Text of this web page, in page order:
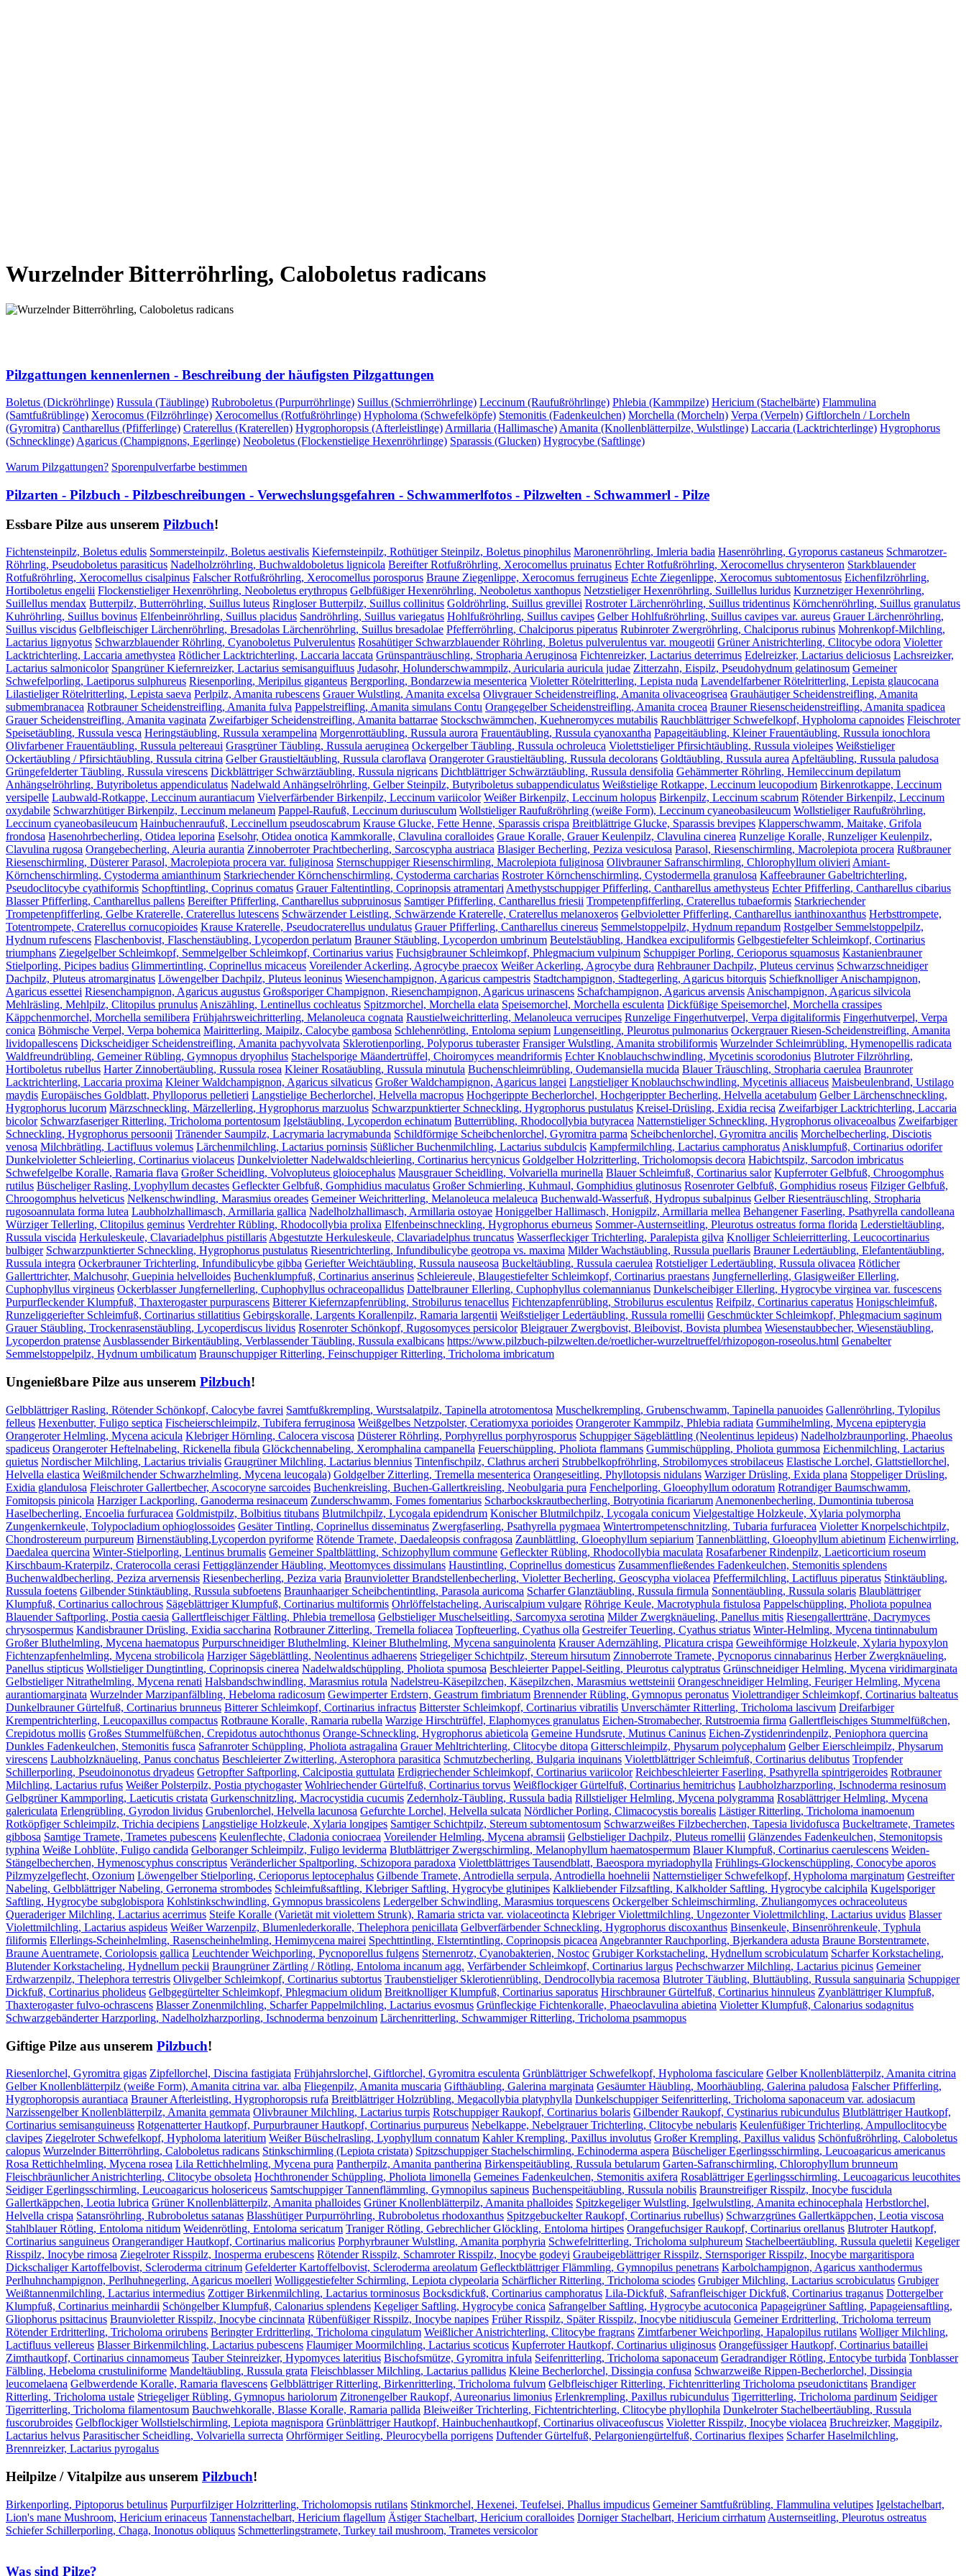
Wurzelnder Bitterröhrling, Caloboletus radicans
Pilzgattungen kennenlernen - Beschreibung der häufigsten Pilzgattungen
Boletus (Dickröhrlinge) Russula (Täublinge) Rubroboletus (Purpurröhrlinge) Suillus (Schmierröhrlinge) Leccinum (Raufußröhrlinge) Phlebia (Kammpilze) Hericium (Stachelbärte) Flammulina
(Samtfußrüblinge) Xerocomus (Filzröhrlinge) Xerocomellus (Rotfußröhrlinge) Hypholoma (Schwefelköpfe) Stemonitis (Fadenkeulchen) Morchella (Morcheln) Verpa (Verpeln) Giftlorcheln / Lorcheln
(Gyromitra) Cantharellus (Pfifferlinge) Craterellus (Kraterellen) Hygrophoropsis (Afterleistlinge) Armillaria (Hallimasche) Amanita (Knollenblätterpilze, Wulstlinge) Laccaria (Lacktrichterlinge) Hygrophorus
(Schnecklinge) Agaricus (Champignons, Egerlinge) Neoboletus (Flockenstielige Hexenröhrlinge) Sparassis (Glucken) Hygrocybe (Saftlinge)
Warum Pilzgattungen? Sporenpulverfarbe bestimmen
Pilzarten - Pilzbuch - Pilzbeschreibungen - Verwechslungsgefahren - Schwammerlfotos - Pilzwelten - Schwammerl - Pilze
Essbare Pilze aus unserem Pilzbuch!
Fichtensteinpilz, Boletus edulis Sommersteinpilz, Boletus aestivalis Kiefernsteinpilz, Rothütiger Steinpilz, Boletus pinophilus Maronenröhrling, Imleria badia Hasenröhrling, Gyroporus castaneus Schmarotzer-
Röhrling, Pseudoboletus parasiticus Nadelholzröhrling, Buchwaldoboletus lignicola Bereifter Rotfußröhrling, Xerocomellus pruinatus Echter Rotfußröhrling, Xerocomellus chrysenteron Starkblauender
Rotfußröhrling, Xerocomellus cisalpinus Falscher Rotfußröhrling, Xerocomellus porosporus Braune Ziegenlippe, Xerocomus ferrugineus Echte Ziegenlippe, Xerocomus subtomentosus Eichenfilzröhrling,
Hortiboletus engelii Flockenstieliger Hexenröhrling, Neoboletus erythropus Gelbfüßiger Hexenröhrling, Neoboletus xanthopus Netzstieliger Hexenröhrling, Suillellus luridus Kurznetziger Hexenröhrling,
Suillellus mendax Butterpilz, Butterröhrling, Suillus luteus Ringloser Butterpilz, Suillus collinitus Goldröhrling, Suillus grevillei Rostroter Lärchenröhrling, Suillus tridentinus Körnchenröhrling, Suillus granulatus
Kuhröhrling, Suillus bovinus Elfenbeinröhrling, Suillus placidus Sandröhrling, Suillus variegatus Hohlfußröhrling, Suillus cavipes Gelber Hohlfußröhrling, Suillus cavipes var. aureus Grauer Lärchenröhrling,
Suillus viscidus Gelbfleischiger Lärchenröhrling, Bresadolas Lärchenröhrling, Suillus bresadolae Pfefferröhrling, Chalciporus piperatus Rubinroter Zwergröhrling, Chalciporus rubinus Mohrenkopf-Milchling,
Lactarius lignyotus Schwarzblauender Röhrling, Cyanoboletus Pulverulentus Rosahütiger Schwarzblauender Röhrling, Boletus pulverulentus var. mougeotii Grüner Anistrichterling, Clitocybe odora Violetter
Lacktrichterling, Laccaria amethystea Rötlicher Lacktrichterling, Laccaria laccata Grünspanträuschling, Stropharia Aeruginosa Fichtenreizker, Lactarius deterrimus Edelreizker, Lactarius deliciosus Lachsreizker,
Lactarius salmonicolor Spangrüner Kiefernreizker, Lactarius semisanguifluus Judasohr, Holunderschwammpilz, Auricularia auricula judae Zitterzahn, Eispilz, Pseudohydnum gelatinosum Gemeiner
Schwefelporling, Laetiporus sulphureus Riesenporling, Meripilus giganteus Bergporling, Bondarzewia mesenterica Violetter Rötelritterling, Lepista nuda Lavendelfarbener Rötelritterling, Lepista glaucocana
Lilastieliger Rötelritterling, Lepista saeva Perlpilz, Amanita rubescens Grauer Wulstling, Amanita excelsa Olivgrauer Scheidenstreifling, Amanita olivaceogrisea Grauhäutiger Scheidenstreifling, Amanita
submembranacea Rotbrauner Scheidenstreifling, Amanita fulva Pappelstreifling, Amanita simulans Contu Orangegelber Scheidenstreifling, Amanita crocea Brauner Riesenscheidenstreifling, Amanita spadicea
Grauer Scheidenstreifling, Amanita vaginata Zweifarbiger Scheidenstreifling, Amanita battarrae Stockschwämmchen, Kuehneromyces mutabilis Rauchblättriger Schwefelkopf, Hypholoma capnoides Fleischroter
Speisetäubling, Russula vesca Heringstäubling, Russula xerampelina Morgenrottäubling, Russula aurora Frauentäubling, Russula cyanoxantha Papageitäubling, Kleiner Frauentäubling, Russula ionochlora
Olivfarbener Frauentäubling, Russula peltereaui Grasgrüner Täubling, Russula aeruginea Ockergelber Täubling, Russula ochroleuca Violettstieliger Pfirsichtäubling, Russula violeipes Weißstieliger
Ockertäubling / Pfirsichtäubling, Russula citrina Gelber Graustieltäubling, Russula claroflava Orangeroter Graustieltäubling, Russula decolorans Goldtäubling, Russula aureaApfeltäubling, Russula paludosa
Grüngefelderter Täubling, Russula virescens Dickblättriger Schwärztäubling, Russula nigricans Dichtblättriger Schwärztäubling, Russula densifolia Gehämmerter Röhrling, Hemileccinum depilatum
Anhängselröhrling, Butyriboletus appendiculatus Nadelwald Anhängselröhrling, Gelber Steinpilz, Butyriboletus subappendiculatus Weißstielige Rotkappe, Leccinum leucopodium Birkenrotkappe, Leccinum
versipelle Laubwald-Rotkappe, Leccinum aurantiacum Vielverfärbender Birkenpilz, Leccinum variicolor Weißer Birkenpilz, Leccinum holopus Birkenpilz, Leccinum scabrum Rötender Birkenpilz, Leccinum
oxydabile Schwarzhütiger Birkenpilz, Leccinum melaneum Pappel-Raufuß, Leccinum duriusculum Wollstieliger Raufußröhrling (weiße Form), Leccinum cyaneobasileucum Wollstieliger Raufußröhrling,
Leccinum cyaneobasileucum Hainbuchenraufuß, Leccinellum pseudoscabrum Krause Glucke, Fette Henne, Sparassis crispa Breitblättrige Glucke, Sparassis brevipes Klapperschwamm, Maitake, Grifola
frondosa Hasenohrbecherling, Otidea leporina Eselsohr, Otidea onotica Kammkoralle, Clavulina coralloides Graue Koralle, Grauer Keulenpilz, Clavulina cinerea Runzelige Koralle, Runzeliger Keulenpilz,
Clavulina rugosa Orangebecherling, Aleuria aurantia Zinnoberroter Prachtbecherling, Sarcoscypha austriaca Blasiger Becherling, Peziza vesiculosa Parasol, Riesenschirmling, Macrolepiota procera Rußbrauner
Riesenschirmling, Düsterer Parasol, Macrolepiota procera var. fuliginosa Sternschuppiger Riesenschirmling, Macrolepiota fuliginosa Olivbrauner Safranschirmling, Chlorophyllum olivieriAmiant-
Körnchenschirmling, Cystoderma amianthinum Starkriechender Körnchenschirmling, Cystoderma carcharias Rostroter Körnchenschirmling, Cystodermella granulosa Kaffeebrauner Gabeltrichterling,
Pseudoclitocybe cyathiformis Schopftintling, Coprinus comatus Grauer Faltentintling, Coprinopsis atramentariAmethystschuppiger Pfifferling, Cantharellus amethysteus Echter Pfifferling, Cantharellus cibarius
Blasser Pfifferling, Cantharellus pallens Bereifter Pfifferling, Cantharellus subpruinosus Samtiger Pfifferling, Cantharellus friesii Trompetenpfifferling, Craterellus tubaeformis Starkriechender
Trompetenpfifferling, Gelbe Kraterelle, Craterellus lutescens Schwärzender Leistling, Schwärzende Kraterelle, Craterellus melanoxeros Gelbvioletter Pfifferling, Cantharellus ianthinoxanthus Herbsttrompete,
Totentrompete, Craterellus cornucopioides Krause Kraterelle, Pseudocraterellus undulatus Grauer Pfifferling, Cantharellus cinereus Semmelstoppelpilz, Hydnum repandum Rostgelber Semmelstoppelpilz,
Hydnum rufescens Flaschenbovist, Flaschenstäubling, Lycoperdon perlatum Brauner Stäubling, Lycoperdon umbrinum Beutelstäubling, Handkea excipuliformis Gelbgestiefelter Schleimkopf, Cortinarius
triumphans Ziegelgelber Schleimkopf, Semmelgelber Schleimkopf, Cortinarius varius Fuchsigbrauner Schleimkopf, Phlegmacium vulpinum Schuppiger Porling, Cerioporus squamosus Kastanienbrauner
Stielporling, Picipes badius Glimmertintling, Coprinellus micaceus Voreilender Ackerling, Agrocybe praecox Weißer Ackerling, Agrocybe dura Rehbrauner Dachpilz, Pluteus cervinus Schwarzschneidiger
Dachpilz, Pluteus atromarginatus Löwengelber Dachpilz, Pluteus leoninus Wiesenchampignon, Agaricus campestris Stadtchampignon, Stadtegerling, Agaricus bitorquis Schiefknolliger Anischampignon,
Agaricus essettei Riesenchampignon, Agaricus augustus Großsporiger Champignon, Riesenchampignon, Agaricus urinascens Schafchampignon, Agaricus arvensisAnischampignon, Agaricus silvicola
Mehlräsling, Mehlpilz, Clitopilus prunulusAniszähling, Lentinellus cochleatus Spitzmorchel, Morchella elata Speisemorchel, Morchella esculenta Dickfüßige Speisemorchel, Morchella crassipes
Käppchenmorchel, Morchella semilibera Frühjahrsweichritterling, Melanoleuca cognata Raustielweichritterling, Melanoleuca verrucipes Runzelige Fingerhutverpel, Verpa digitaliformis Fingerhutverpel, Verpa
conica Böhmische Verpel, Verpa bohemica Mairitterling, Maipilz, Calocybe gambosa Schlehenrötling, Entoloma sepium Lungenseitling, Pleurotus pulmonarius Ockergrauer Riesen-Scheidenstreifling, Amanita
lividopallescens Dickscheidiger Scheidenstreifling, Amanita pachyvolvata Sklerotienporling, Polyporus tuberaster Fransiger Wulstling, Amanita strobiliformis Wurzelnder Schleimrübling, Hymenopellis radicata
Waldfreundrübling, Gemeiner Rübling, Gymnopus dryophilus Stachelsporige Mäandertrüffel, Choiromyces meandriformis Echter Knoblauchschwindling, Mycetinis scorodonius Blutroter Filzröhrling,
Hortiboletus rubellus Harter Zinnobertäubling, Russula rosea Kleiner Rosatäubling, Russula minutula Buchenschleimrübling, Oudemansiella mucida Blauer Träuschling, Stropharia caerulea Braunroter
Lacktrichterling, Laccaria proxima Kleiner Waldchampignon, Agaricus silvaticus Großer Waldchampignon, Agaricus langei Langstieliger Knoblauchschwindling, Mycetinis alliaceus Maisbeulenbrand, Ustilago
maydis Europäisches Goldblatt, Phylloporus pelletieri Langstielige Becherlorchel, Helvella macropus Hochgerippte Becherlorchel, Hochgerippter Becherling, Helvella acetabulum Gelber Lärchenschneckling,
Hygrophorus lucorum Märzschneckling, Märzellerling, Hygrophorus marzuolus Schwarzpunktierter Schneckling, Hygrophorus pustulatus Kreisel-Drüsling, Exidia recisa Zweifarbiger Lacktrichterling, Laccaria
bicolor Schwarzfaseriger Ritterling, Tricholoma portentosum Igelstäubling, Lycoperdon echinatum Butterrübling, Rhodocollybia butyracea Natternstieliger Schneckling, Hygrophorus olivaceoalbus Zweifarbiger
Schneckling, Hygrophorus persoonii Tränender Saumpilz, Lacrymaria lacrymabunda Schildförmige Scheibchenlorchel, Gyromitra parma Scheibchenlorchel, Gyromitra ancilis Morchelbecherling, Disciotis
venosa Milchbrätling, Lactifluus volemus Lärchenmilchling, Lactarius porninsis Süßlicher Buchenmilchling, Lactarius subdulcis Kampfermilchling, Lactarius camphoratusAnisklumpfuß, Cortinarius odorifer
Dunkelvioletter Schleierling, Cortinarius violaceus Dunkelvioletter Nadelwaldschleierling, Cortinarius hercynicus Goldgelber Holzritterling, Tricholomopsis decora Habichtspilz, Sarcodon imbricatus
Schwefelgelbe Koralle, Ramaria flava Großer Scheidling, Volvopluteus gloiocephalus Mausgrauer Scheidling, Volvariella murinella Blauer Schleimfuß, Cortinarius salor Kupferroter Gelbfuß, Chroogomphus
rutilus Büscheliger Rasling, Lyophyllum decastes Gefleckter Gelbfuß, Gomphidius maculatus Großer Schmierling, Kuhmaul, Gomphidius glutinosus Rosenroter Gelbfuß, Gomphidius roseus Filziger Gelbfuß,
Chroogomphus helveticus Nelkenschwindling, Marasmius oreades Gemeiner Weichritterling, Melanoleuca melaleuca Buchenwald-Wasserfuß, Hydropus subalpinus Gelber Riesenträuschling, Stropharia
rugosoannulata forma lutea Laubholzhallimasch, Armillaria gallica Nadelholzhallimasch, Armillaria ostoyae Honiggelber Hallimasch, Honigpilz, Armillaria mellea Behangener Faserling, Psathyrella candolleana
Würziger Tellerling, Clitopilus geminus Verdrehter Rübling, Rhodocollybia prolixa Elfenbeinschneckling, Hygrophorus eburneus Sommer-Austernseitling, Pleurotus ostreatus forma florida Lederstieltäubling,
Russula viscida Herkuleskeule, Clavariadelphus pistillarisAbgestutzte Herkuleskeule, Clavariadelphus truncatus Wasserfleckiger Trichterling, Paralepista gilva Knolliger Schleierritterling, Leucocortinarius
bulbiger Schwarzpunktierter Schneckling, Hygrophorus pustulatus Riesentrichterling, Infundibulicybe geotropa vs. maxima Milder Wachstäubling, Russula puellaris Brauner Ledertäubling, Elefantentäubling,
Russula integra Ockerbrauner Trichterling, Infundibulicybe gibba Geriefter Weichtäubling, Russula nauseosa Buckeltäubling, Russula caerulea Rotstieliger Ledertäubling, Russula olivacea Rötlicher
Gallerttrichter, Malchusohr, Guepinia helvelloides Buchenklumpfuß, Cortinarius anserinus Schleiereule, Blaugestiefelter Schleimkopf, Cortinarius praestans Jungfernellerling, Glasigweißer Ellerling,
Cuphophyllus virgineus Ockerblasser Jungfernellerling, Cuphophyllus ochraceopallidus Dattelbrauner Ellerling, Cuphophyllus colemannianus Dunkelscheibiger Ellerling, Hygrocybe virginea var. fuscescens
Purpurfleckender Klumpfuß, Thaxterogaster purpurascens Bitterer Kiefernzapfenrübling, Strobilurus tenacellus Fichtenzapfenrübling, Strobilurus esculentus Reifpilz, Cortinarius caperatus Honigschleimfuß,
Runzeliggeriefter Schleimfuß, Cortinarius stillatitius Gebirgskoralle, Largents Korallenpilz, Ramaria largentii Weißstieliger Ledertäubling, Russula romellii Geschmückter Schleimkopf, Phlegmacium saginum
Grauer Stäubling, Trockenrasenstäubling, Lycoperdiscus lividus Rosenroter Schönkopf, Rugosomyces persicolor Bleigrauer Zwergbovist, Bleibovist, Bovista plumbea Wiesenstaubbecher, Wiesenstäubling,
Lycoperdon pratenseAusblassender Birkentäubling, Verblassender Täubling, Russula exalbicans https://www.pilzbuch-pilzwelten.de/roetlicher-wurzeltrueffel/rhizopogon-roseolus.html Genabelter
Semmelstoppelpilz, Hydnum umbilicatum Braunschuppiger Ritterling, Feinschuppiger Ritterling, Tricholoma imbricatum
Ungenießbare Pilze aus unserem Pilzbuch!
Gelbblättriger Rasling, Rötender Schönkopf, Calocybe favrei Samtfußkrempling, Wurstsalatpilz, Tapinella atrotomentosa Muschelkrempling, Grubenschwamm, Tapinella panuoides Gallenröhrling, Tylopilus
felleus Hexenbutter, Fuligo septica Fischeierschleimpilz, Tubifera ferruginosa Weißgelbes Netzpolster, Ceratiomyxa porioides Orangeroter Kammpilz, Phlebia radiata Gummihelmling, Mycena epipterygia
Orangeroter Helmling, Mycena acicula Klebriger Hörnling, Calocera viscosa Düsterer Röhrling, Porphyrellus porphyrosporus Schuppiger Sägeblättling (Neolentinus lepideus) Nadelholzbraunporling, Phaeolus
spadiceus Orangeroter Heftelnabeling, Rickenella fibula Glöckchennabeling, Xeromphalina campanella Feuerschüppling, Pholiota flammans Gummischüppling, Pholiota gummosa Eichenmilchling, Lactarius
quietus Nordischer Milchling, Lactarius trivialis Graugrüner Milchling, Lactarius blennius Tintenfischpilz, Clathrus archeri Strubbelkopfröhrling, Strobilomyces strobilaceus Elastische Lorchel, Glattstiellorchel,
Helvella elastica Weißmilchender Schwarzhelmling, Mycena leucogala) Goldgelber Zitterling, Tremella mesenterica Orangeseitling, Phyllotopsis nidulans Warziger Drüsling, Exida plana Stoppeliger Drüsling,
Exidia glandulosa Fleischroter Gallertbecher, Ascocoryne sarcoides Buchenkreisling, Buchen-Gallertkreisling, Neobulgaria pura Fenchelporling, Gloeophyllum odoratum Rotrandiger Baumschwamm,
Fomitopsis pinicola Harziger Lackporling, Ganoderma resinaceum Zunderschwamm, Fomes fomentarius Scharbockskrautbecherling, Botryotinia ficariarum Anemonenbecherling, Dumontinia tuberosa
Haselbecherling, Encoelia furfuracea Goldmistpilz, Bolbitius titubans Blutmilchpilz, Lycogala epidendrum Konischer Blutmilchpilz, Lycogala conicum Vielgestaltige Holzkeule, Xylaria polymorpha
Zungenkernkeule, Tolypocladium ophioglossoides Gesäter Tintling, Coprinellus disseminatus Zwergfaserling, Psathyrella pygmaea Wintertrompetenschnitzling, Tubaria furfuracea Violetter Knorpelschichtpilz,
Chondrostereum purpureum Birnenstäubling,Lycoperdon pyriforme Rötende Tramete, Daedaleopsis confragosa Zaunblättling, Gloeophyllum sepiarium Tannenblättling, Gloeophyllum abietinum Eichenwirrling,
Daedalea quercina Winter-Stielporling, Lentinus brumalis Gemeiner Spaltblättling, Schizophyllum commune Gefleckter Rübling, Rhodocollybia maculata Rosafarbener Rindenpilz, Laeticorticium roseum
Kirschbaum-Kraterpilz, Craterocolla cerasi Fettigglänzender Häubling, Meottomyces dissimulans Haustintling, Coprinellus domesticus Zusammenfließendes Fadenkeulchen, Stemonitis splendens
Buchenwaldbecherling, Peziza arvernensis Riesenbecherling, Peziza varia Braunvioletter Brandstellenbecherling, Violetter Becherling, Geoscypha violacea Pfeffermilchling, Lactifluus piperatus Stinktäubling,
Russula foetens Gilbender Stinktäubling, Russula subfoetens Braunhaariger Scheibchentintling, Parasola auricoma Scharfer Glanztäubling, Russula firmula Sonnentäubling, Russula solaris Blaublättriger
Klumpfuß, Cortinarius callochrous Sägeblättriger Klumpfuß, Cortinarius multiformis Ohrlöffelstacheling, Auriscalpium vulgare Röhrige Keule, Macrotyphula fistulosa Pappelschüppling, Pholiota populnea
Blauender Saftporling, Postia caesia Gallertfleischiger Fältling, Phlebia tremellosa Gelbstieliger Muschelseitling, Sarcomyxa serotina Milder Zwergknäueling, Panellus mitis Riesengallertträne, Dacrymyces
chrysospermus Kandisbrauner Drüsling, Exidia saccharina Rotbrauner Zitterling, Tremella foliacea Topfteuerling, Cyathus olla Gestreifer Teuerling, Cyathus striatus Winter-Helmling, Mycena tintinnabulum
Großer Bluthelmling, Mycena haematopus Purpurschneidiger Bluthelmling, Kleiner Bluthelmling, Mycena sanguinolenta Krauser Adernzähling, Plicatura crispa Geweihförmige Holzkeule, Xylaria hypoxylon
Fichtenzapfenhelmling, Mycena strobilicola Harziger Sägeblättling, Neolentinus adhaerens Striegeliger Schichtpilz, Stereum hirsutum Zinnoberrote Tramete, Pycnoporus cinnabarinus Herber Zwergknäueling,
Panellus stipticus Wollstieliger Dungtintling, Coprinopsis cinerea Nadelwaldschüppling, Pholiota spumosa Beschleierter Pappel-Seitling, Pleurotus calyptratus Grünschneidiger Helmling, Mycena viridimarginata
Gelbstieliger Nitrathelmling, Mycena renati Halsbandschwindling, Marasmius rotula Nadelstreu-Käsepilzchen, Käsepilzchen, Marasmius wettsteinii Orangeschneidiger Helmling, Feuriger Helmling, Mycena
aurantiomarginata Wurzelnder Marzipanfälbling, Hebeloma radicosum Gewimperter Erdstern, Geastrum fimbriatum Brennender Rübling, Gymnopus peronatus Violettrandiger Schleimkopf, Cortinarius balteatus
Dunkelbrauner Gürtelfuß, Cortinarius brunneus Bitterer Schleimkopf, Cortinarius infractus Bitterster Schleimkopf, Cortinarius vibratilis Unverschämter Ritterling, Tricholoma lascivum Dreifarbiger
Krempentrichterling, Leucopaxillus compactus Rotbraune Koralle, Ramaria rubella Warzige Hirschtrüffel, Elaphomyces granulatus Eichen-Stromabecher, Rutstroemia firma Gallertfleischiges Stummelfüßchen,
Crepidotus mollis Großes Stummelfüßchen, Crepidotus autochthonus Orange-Schneckling, Hygrophorus abieticola Gemeine Hundsrute, Mutinus Caninus Eichen-Zystidenrindenpilz, Peniophora quercina
Dunkles Fadenkeulchen, Stemonitis fusca Safranroter Schüppling, Pholiota astragalina Grauer Mehltrichterling, Clitocybe ditopa Gitterschleimpilz, Physarum polycephalum Gelber Eierschleimpilz, Physarum
virescens Laubholzknäueling, Panus conchatus Beschleierter Zwitterling, Asterophora parasitica Schmutzbecherling, Bulgaria inquinans Violettblättriger Schleimfuß, Cortinarius delibutus Tropfender
Schillerporling, Pseudoinonotus dryadeus Getropfter Saftporling, Calcipostia guttulata Erdigriechender Schleimkopf, Cortinarius variicolor Reichbeschleierter Faserling, Psathyrella spintrigeroides Rotbrauner
Milchling, Lactarius rufus Weißer Polsterpilz, Postia ptychogaster Wohlriechender Gürtelfuß, Cortinarius torvus Weißflockiger Gürtelfuß, Cortinarius hemitrichus Laubholzharzporling, Ischnoderma resinosum
Gelbgrüner Kammporling, Laeticutis cristata Gurkenschnitzling, Macrocystidia cucumis Zedernholz-Täubling, Russula badia Rillstieliger Helmling, Mycena polygramma Rosablättriger Helmling, Mycena
galericulata Erlengrübling, Gyrodon lividus Grubenlorchel, Helvella lacunosa Gefurchte Lorchel, Helvella sulcata Nördlicher Porling, Climacocystis borealis Lästiger Ritterling, Tricholoma inamoenum
Rotköpfiger Schleimpilz, Trichia decipiens Langstielige Holzkeule, Xylaria longipes Samtiger Schichtpilz, Stereum subtomentosum Schwarzweißes Filzbecherchen, Tapesia lividofusca Buckeltramete, Trametes
gibbosa Samtige Tramete, Trametes pubescens Keulenflechte, Cladonia coniocraea Voreilender Helmling, Mycena abramsii Gelbstieliger Dachpilz, Pluteus romellii Glänzendes Fadenkeulchen, Stemonitopsis
typhina Weiße Lohblüte, Fuligo candida Gelboranger Schleimpilz, Fuligo leviderma Blutblättriger Zwergschirmling, Melanophyllum haematospermum Blauer Klumpfuß, Cortinarius caerulescens Weiden-
Stängelbecherchen, Hymenoscyphus conscriptus Veränderlicher Spaltporling, Schizopora paradoxa Violettblättriges Tausendblatt, Baeospora myriadophylla Frühlings-Glockenschüppling, Conocybe aporos
Pilzmyzelgeflecht, Ozonium Löwengelber Stielporling, Cerioporus leptocephalus Gilbende Tramete, Antrodiella serpula, Antrodiella hoehnelii Natternstieliger Schwefelkopf, Hypholoma marginatum Gestreifter
Nabeling, Gelbblättriger Nabeling, Gerronema strombodes Schleimfußsaftling, Klebriger Saftling, Hygrocybe glutinipes Kalkliebender Filzsaftling, Kalkholder Saftling, Hygrocybe calciphila Kugelsporiger
Saftling, Hygrocybe subglobispora Kohlstinkschwindling, Gymnopus brassicolens Ledergelber Schwindling, Marasmius torquescens Ockergelber Schleimschirmling, Zhuliangomyces ochraceoluteus
Queraderiger Milchling, Lactarius acerrimus Steife Koralle (Varietät mit violettem Strunk), Ramaria stricta var. violaceotincta Klebriger Violettmilchling, Ungezonter Violettmilchling, Lactarius uvidus Blasser
Violettmilchling, Lactarius aspideus Weißer Warzenpilz, Blumenlederkoralle, Thelephora penicillata Gelbverfärbender Schneckling, Hygrophorus discoxanthus Binsenkeule, Binsenröhrenkeule, Typhula
filiformis Ellerlings-Scheinhelmling, Rasenscheinhelmling, Hemimycena mairei Spechttintling, Elsterntintling, Coprinopsis picacea Angebrannter Rauchporling, Bjerkandera adusta Braune Borstentramete,
Braune Auentramete, Coriolopsis gallica Leuchtender Weichporling, Pycnoporellus fulgens Sternenrotz, Cyanobakterien, Nostoc Grubiger Korkstacheling, Hydnellum scrobiculatum Scharfer Korkstacheling,
Blutender Korkstacheling, Hydnellum peckii Braungrüner Zärtling / Rötling, Entoloma incanum agg. Verfärbender Schleimkopf, Cortinarius largus Pechschwarzer Milchling, Lactarius picinus Gemeiner
Erdwarzenpilz, Thelephora terrestris Olivgelber Schleimkopf, Cortinarius subtortus Traubenstieliger Sklerotienrübling, Dendrocollybia racemosa Blutroter Täubling, Bluttäubling, Russula sanguinaria Schuppiger
Dickfuß, Cortinarius pholideus Gelbgegürtelter Schleimkopf, Phlegmacium olidum Breitknolliger Klumpfuß, Cortinarius saporatus Hirschbrauner Gürtelfuß, Cortinarius hinnuleus Zyanblättriger Klumpfuß,
Thaxterogaster fulvo-ochrascens Blasser Zonenmilchling, Scharfer Pappelmilchling, Lactarius evosmus Grünfleckige Fichtenkoralle, Phaeoclavulina abietina Violetter Klumpfuß, Calonarius sodagnitus
Schwarzgebänderter Harzporling, Nadelholzharzporling, Ischnoderma benzoinum Lärchenritterling, Schwammiger Ritterling, Tricholoma psammopus
Giftige Pilze aus unserem Pilzbuch!
Riesenlorchel, Gyromitra gigas Zipfellorchel, Discina fastigiata Frühjahrslorchel, Giftlorchel, Gyromitra esculenta Grünblättriger Schwefelkopf, Hypholoma fasciculare Gelber Knollenblätterpilz, Amanita citrina
Gelber Knollenblätterpilz (weiße Form), Amanita citrina var. alba Fliegenpilz, Amanita muscaria Gifthäubling, Galerina marginata Gesäumter Häubling, Moorhäubling, Galerina paludosa Falscher Pfifferling,
Hygrophoropsis aurantiaca Brauner Afterleistling, Hygrophoropsis rufa Breitblättriger Holzrübling, Megacollybia platyphylla Dunkelschuppiger Seifenritterling, Tricholoma saponaceum var. adosiacum
Narzissengelber Knollenblätterpilz, Amanita gemmata Olivbrauner Milchling, Lactarius turpis Rotschuppiger Raukopf, Cortinarius bolaris Gilbender Raukopf, Cystinarius rubicundulus Blutblättriger Hautkopf,
Cortinarius semisanguineuss Rotgenatterter Hautkopf, Purpurbrauner Hautkopf, Cortinarius purpureus Nebelkappe, Nebelgrauer Trichterling, Clitocybe nebularis Keulenfüßiger Trichterling, Ampulloclitocybe
clavipes Ziegelroter Schwefelkopf, Hypholoma lateritium Weißer Büschelrasling, Lyophyllum connatum Kahler Krempling, Paxillus involutus Großer Krempling, Paxillus validus Schönfußröhrling, Caloboletus
calopus Wurzelnder Bitterröhrling, Caloboletus radicans Stinkschirmling (Lepiota cristata) Spitzschuppiger Stachelschirmling, Echinoderma aspera Büscheliger Egerlingsschirmling, Leucoagaricus americanus
Rosa Rettichhelmling, Mycena rosea Lila Rettichhelmling, Mycena pura Pantherpilz, Amanita pantherina Birkenspeitäubling, Russula betularum Garten-Safranschirmling, Chlorophyllum brunneum
Fleischbräunlicher Anistrichterling, Clitocybe obsoleta Hochthronender Schüppling, Pholiota limonella Gemeines Fadenkeulchen, Stemonitis axifera Rosablättriger Egerlingsschirmling, Leucoagaricus leucothites
Seidiger Egerlingsschirmling, Leucoagaricus holosericeus Samtschuppiger Tannenflämmling, Gymnopilus sapineus Buchenspeitäubling, Russula nobilis Braunstreifiger Risspilz, Inocybe fuscidula
Gallertkäppchen, Leotia lubrica Grüner Knollenblätterpilz, Amanita phalloides Grüner Knollenblätterpilz, Amanita phalloides Spitzkegeliger Wulstling, Igelwulstling, Amanita echinocephala Herbstlorchel,
Helvella crispa Satansröhrling, Rubroboletus satanas Blasshütiger Purpurröhrling, Rubroboletus rhodoxanthus Spitzgebuckelter Raukopf, Cortinarius rubellus) Schwarzgrünes Gallertkäppchen, Leotia viscosa
Stahlblauer Rötling, Entoloma nitidum Weidenrötling, Entoloma sericatum Traniger Rötling, Gebrechlicher Glöckling, Entoloma hirtipes Orangefuchsiger Raukopf, Cortinarius orellanus Blutroter Hautkopf,
Cortinarius sanguineus Orangerandiger Hautkopf, Cortinarius malicorius Porphyrbrauner Wulstling, Amanita porphyria Schwefelritterling, Tricholoma sulphureum Stachelbeertäubling, Russula queletii Kegeliger
Risspilz, Inocybe rimosa Ziegelroter Risspilz, Inosperma erubescens Rötender Risspilz, Schamroter Risspilz, Inocybe godeyi Graubeigeblättriger Risspilz, Sternsporiger Risspilz, Inocybe margaritispora
Dickschaliger Kartoffelbovist, Scleroderma citrinum Gefelderter Kartoffelbovist, Scleroderma areolatum Geflecktblättriger Flämmling, Gymnopilus penetrans Karbolchampignon, Agaricus xanthodermus
Perlhuhnchampignon, Perlhuhnegerling, Agaricus moelleri Wolliggestiefelter Schirmling, Lepiota clypeolaria Schärflicher Ritterling, Tricholoma sciodes Grubiger Milchling, Lactarius scrobiculatus Grubiger
Weißtannenmilchling, Lactarius intermedius Zottiger Birkenmilchling, Lactarius torminosus Bocksdickfuß, Cortinarius camphoratus Lila-Dickfuß, Safranfleischiger Dickfuß, Cortinarius traganus Dottergelber
Klumpfuß, Cortinarius meinhardii Schöngelber Klumpfuß, Calonarius splendens Kegeliger Saftling, Hygrocybe conica Safrangelber Saftling, Hygrocybe acutoconica Papageigrüner Saftling, Papageiensaftling,
Gliophorus psittacinus Braunvioletter Risspilz, Inocybe cincinnata Rübenfüßiger Risspilz, Inocybe napipes Früher Risspilz, Später Risspilz, Inocybe nitidiuscula Gemeiner Erdritterling, Tricholoma terreum
Rötender Erdritterling, Tricholoma orirubens Beringter Erdritterling, Tricholoma cingulatum Weißlicher Anistrichterling, Clitocybe fragrans Zimtfarbener Weichporling, Hapalopilus rutilans Wolliger Milchling,
Lactifluus vellereus Blasser Birkenmilchling, Lactarius pubescens Flaumiger Moormilchling, Lactarius scoticus Kupferroter Hautkopf, Cortinarius uliginosus Orangefüssiger Hautkopf, Cortinarius bataillei
Zimthautkopf, Cortinarius cinnamomeus Tauber Steinreizker, Hypomyces lateritius Bischofsmütze, Gyromitra infula Seifenritterling, Tricholoma saponaceum Geradrandiger Rötling, Entocybe turbida Tonblasser
Fälbling, Hebeloma crustuliniforme Mandeltäubling, Russula grata Fleischblasser Milchling, Lactarius pallidus Kleine Becherlorchel, Dissingia confusa Schwarzweiße Rippen-Becherlorchel, Dissingia
leucomelaena Gelbwerdende Koralle, Ramaria flavescens Gelbblättriger Ritterling, Birkenritterling, Tricholoma fulvum Gelbfleischiger Ritterling, Fichtenritterling Tricholoma pseudonictitans Brandiger
Ritterling, Tricholoma ustale Striegeliger Rübling, Gymnopus hariolorum Zitronengelber Raukopf, Aureonarius limonius Erlenkrempling, Paxillus rubicundulus Tigerritterling, Tricholoma pardinum Seidiger
Tigerritterling, Tricholoma filamentosum Bauchwehkoralle, Blasse Koralle, Ramaria pallida Bleiweißer Trichterling, Fichtentrichterling, Clitocybe phyllophila Dunkelroter Stachelbeertäubling, Russula
fuscorubroides Gelbflockiger Wollstielschirmling, Lepiota magnispora Grünblättriger Hautkopf, Hainbuchenhautkopf, Cortinarius olivaceofuscus Violetter Risspilz, Inocybe violacea Bruchreizker, Maggipilz,
Lactarius helvus Parasitischer Scheidling, Volvariella surrecta Ohrförmiger Seitling, Pleurocybella porrigens Duftender Gürtelfuß, Pelargoniengürtelfuß, Cortinarius flexipes Scharfer Haselmilchling,
Brennreizker, Lactarius pyrogalus
Heilpilze / Vitalpilze aus unserem Pilzbuch!
Birkenporling, Piptoporus betulinus Purpurfilziger Holzritterling, Tricholomopsis rutilans Stinkmorchel, Hexenei, Teufelsei, Phallus impudicus Gemeiner Samtfußrübling, Flammulina velutipes Igelstachelbart,
Lion's mane Mushroom, Hericium erinaceus Tannenstachelbart, Hericium flagellum Ästiger Stachelbart, Hericium coralloides Dorniger Stachelbart, Hericium cirrhatum Austernseitling, Pleurotus ostreatus
Schiefer Schillerporling, Chaga, Inonotus obliquus Schmetterlingstramete, Turkey tail mushroom, Trametes versicolor
Was sind Pilze?